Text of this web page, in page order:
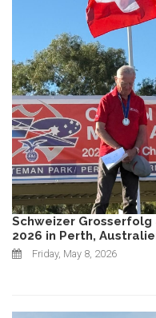
Schweizer
2026 in Perth,
Friday, May 8, 2026